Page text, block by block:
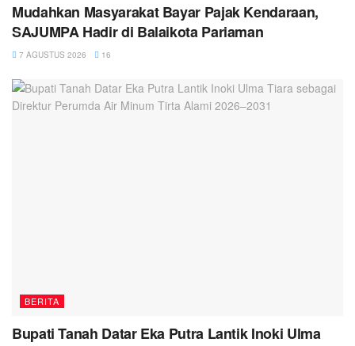
Mudahkan Masyarakat Bayar Pajak Kendaraan,
SAJUMPA Hadir di Balaikota Pariaman
7 AGUSTUS 2026 16
BERITA
Bupati Tanah Datar Eka Putra Lantik Inoki Ulma